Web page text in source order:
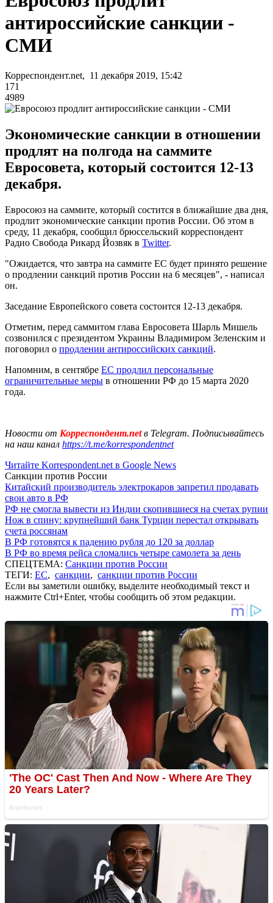
антироссийские санкции -
СМИ
Корреспондент.net, 11 декабря 2019, 15:42
171
4989
Экономические санкции в отношении
продлят на полгода на саммите
Евросовета, который состоится 12-13
декабря.
Евросоюз на саммите, который состится в ближайшие два дня,
продлит экономические санкции против России. Об этом в
среду, 11 декабря, сообщил брюссельский корреспондент
Радио Свобода Рикард Йозвяк в Twitter.
"Ожидается, что завтра на саммите ЕС будет принято решение
о продлении санкций против России на 6 месяцев", - написал
он.
Заседание Европейского совета состоится 12-13 декабря.
Отметим, перед саммитом глава Евросовета Шарль Мишель
созвонился с президентом Украины Владимиром Зеленским и
поговорил о продлении антироссийских санкций.
Напомним, в сентябре ЕС продлил персональные
ограничительные меры в отношении РФ до 15 марта 2020
года.
Новости от Корреспондент.netв Telegram. Подписывайтесь
на наш канал https://t.me/korrespondentnet
Читайте Korrespondent.net в Google News
Санкции против России
Китайский производитель электрокаров запретил продавать
свои авто в РФ
РФ не смогла вывести из Индии скопившиеся на счетах рупии
Нож в спину: крупнейший банк Турции перестал открывать
счета россянам
В РФ готовятся к падению рубля до 120 за доллар
В РФ во время рейса сломались четыре самолета за день
СПЕЦТЕМА: Санкции против России
ТЕГИ: ЕС, санкции, санкции против России
Если вы заметили ошибку, выделите необходимый текст и
нажмите Ctrl+Enter, чтобы сообщить об этом редакции.